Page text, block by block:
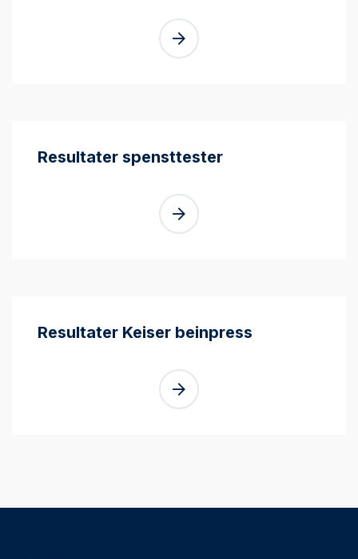
Resultater spensttester
Resultater Keiser beinpress